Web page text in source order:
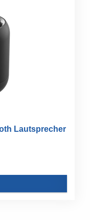
Lautsprecher